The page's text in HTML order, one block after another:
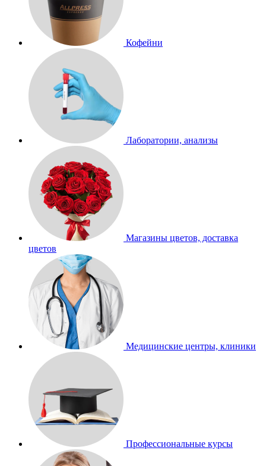
Кофейни
Лаборатории, анализы
Магазины цветов, доставка
цветов
Медицинские центры, клиники
Профессиональные курсы